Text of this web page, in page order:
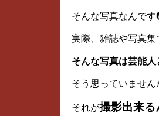
そんな写真なんです
実際、雑誌や写真集
そんな写真は芸能
そう思っていません
それが撮影出来る